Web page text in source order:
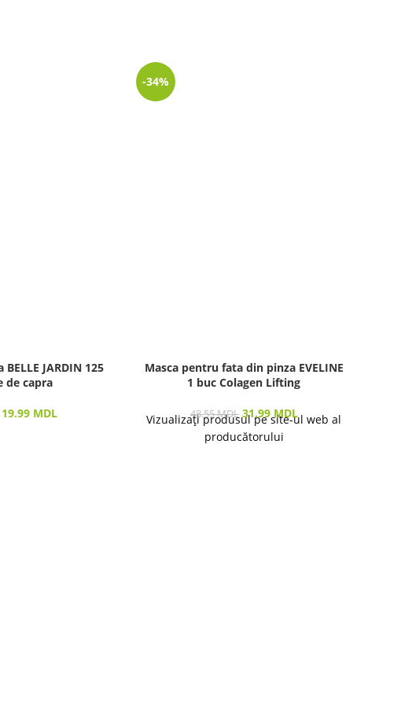
JARDIN 125
de capra
19.99 MDL
-34%
Masca pentru fata din pinza EVELINE
1 buc Colagen Lifting
48.55MDL 31.99 MDL
Vizualizați produsul pe site-ul web al
producătorului